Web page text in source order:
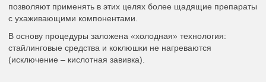
позволяют применять в этих целях более щадящие препараты
с ухаживающими компонентами.
В основу процедуры заложена «холодная» технология:
стайлинговые средства и коклюшки не нагреваются
(исключение – кислотная завивка).